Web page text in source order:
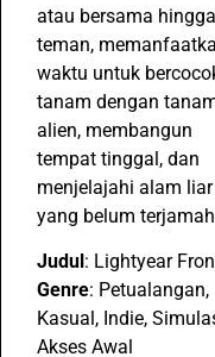
atau bersama
teman,
waktu untuk
tanam dengan
alien, membangun
tempat tinggal, dan
menjelajahi alam liar
yang belum
Judul : Lightyear
Genre: Petualangan,
Kasual, Indie,
Akses Awal